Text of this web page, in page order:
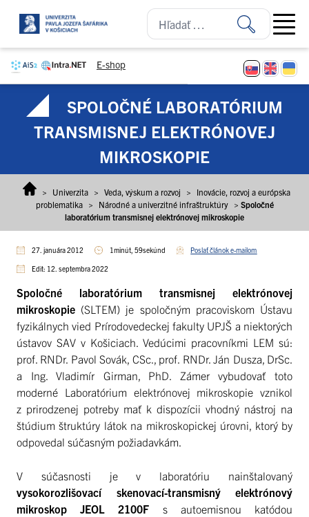
E-shop
Open
SPOLOČNÉ LABORATÓRIUM
TRANSMISNEJ ELEKTRÓNOVEJ
MIKROSKOPIE
> Univerzita > Veda, výskum a rozvoj >
Inovácie, rozvoj a európska
problematika
> Národné a univerzitné infraštruktúry > Spoločné
laboratórium transmisnej elektrónovej mikroskopie
27. januára 2012 1minút, 59sekúnd Poslať článok e-mailom
Edit: 12. septembra 2022
Spoločné laboratórium transmisnej elektrónovej
mikroskopie (SLTEM) je spoločným pracoviskom Ústavu
fyzikálnych vied Prírodovedeckej fakulty UPJŠ a niektorých
ústavov SAV v Košiciach. Vedúcimi pracovníkmi LEM sú:
prof. RNDr. Pavol Sovák, CSc., prof. RNDr. Ján Dusza, DrSc.
a Ing. Vladimír Girman, PhD. Zámer vybudovať toto
moderné Laboratórium elektrónovej mikroskopie vznikol
z prirodzenej potreby mať k dispozícii vhodný nástroj na
štúdium štruktúry látok na mikroskopickej úrovni, ktorý by
odpovedal súčasným požiadavkám.
V súčasnosti je v laboratóriu nainštalovaný
vysokorozlišovací skenovací-transmisný elektrónový
mikroskop JEOL 2100F s autoemisnou katódou